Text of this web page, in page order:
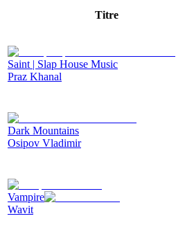
Titre
Saint | Slap House Music
Praz Khanal
Dark Mountains
Osipov Vladimir
Vampire
Wavit